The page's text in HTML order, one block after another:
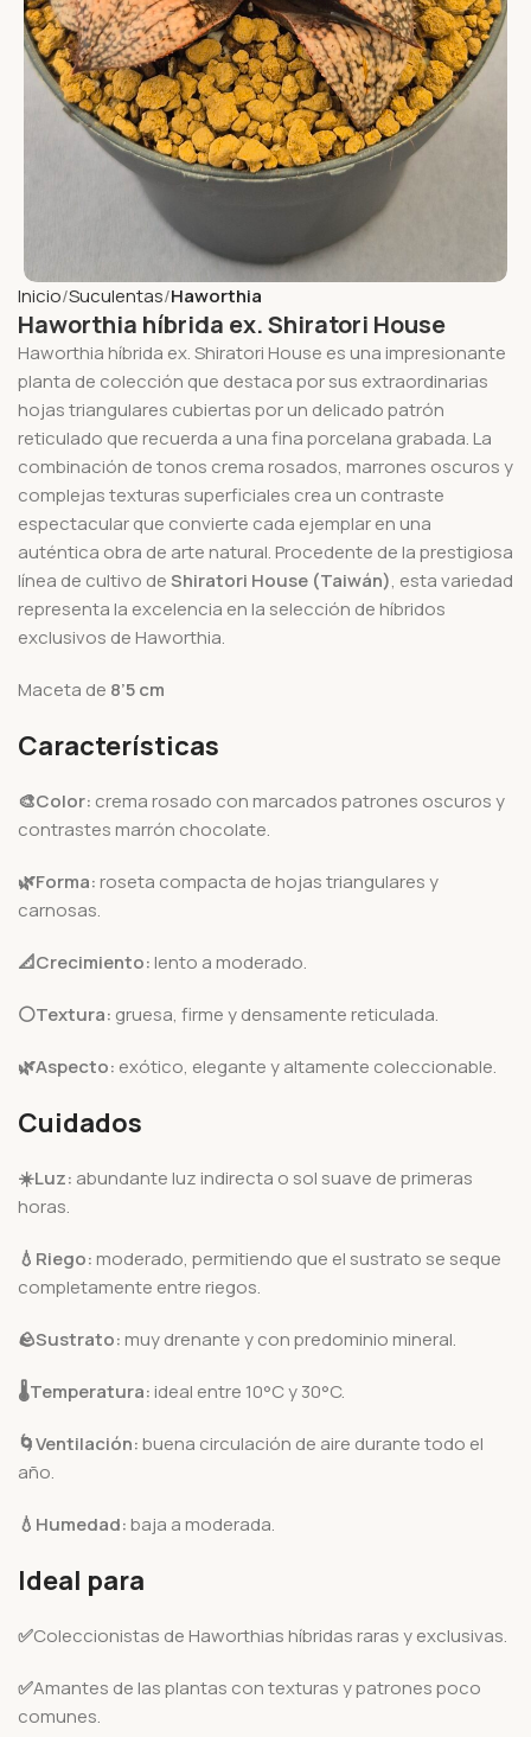
Inicio Suculentas Haworthia
Haworthia híbrida ex. Shiratori House
Haworthia híbrida ex. Shiratori House es una impresionante
planta de colección que destaca por sus extraordinarias
hojas triangulares cubiertas por un delicado patrón
reticulado que recuerda a una fina porcelana grabada. La
combinación de tonos crema rosados, marrones oscuros y
complejas texturas superficiales crea un contraste
espectacular que convierte cada ejemplar en una
auténtica obra de arte natural. Procedente de la prestigiosa
línea de cultivo deShiratori House (Taiwán), esta variedad
representa la excelencia en la selección de híbridos
exclusivos de Haworthia.
Maceta de 8’5 cm
Características
🎨Color: crema rosado con marcados patrones oscuros y
contrastes marrón chocolate.
🌿Forma: roseta compacta de hojas triangulares y
carnosas.
📐Crecimiento: lento a moderado.
⚪Textura: gruesa, firme y densamente reticulada.
🌿Aspecto: exótico, elegante y altamente coleccionable.
Cuidados
☀️Luz: abundante luz indirecta o sol suave de primeras
horas.
💧Riego: moderado, permitiendo que el sustrato se seque
completamente entre riegos.
🪨Sustrato: muy drenante y con predominio mineral.
🌡️Temperatura: ideal entre 10°C y 30°C.
🌀Ventilación:buena circulación de aire durante todo el
año.
💧Humedad:baja a moderada.
Ideal para
✅Coleccionistas de Haworthias híbridas raras y exclusivas.
✅Amantes de las plantas con texturas y patrones poco
comunes.